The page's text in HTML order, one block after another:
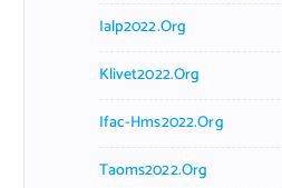
Ialp2022.org
Klivet2022.org
Ifac-Hms2022.org
Taoms2022.org